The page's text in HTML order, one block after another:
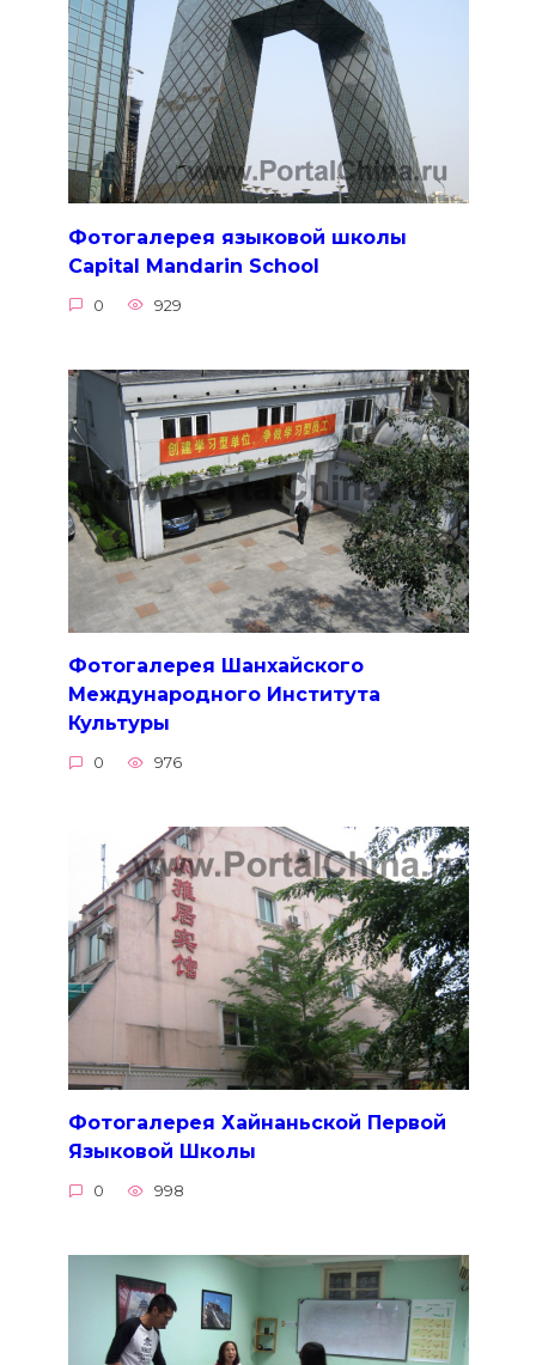
Фотогалерея языковой школы
Capital Mandarin School
0 929
Фотогалерея Шанхайского
Международного Института
Культуры
0 976
Фотогалерея Хайнаньской Первой
Языковой Школы
0 998